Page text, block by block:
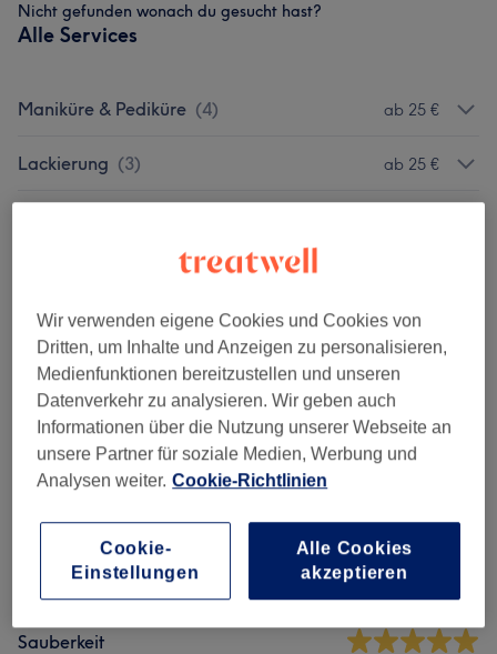
Nicht gefunden wonach du gesucht hast?
Alle Services
Maniküre & Pediküre (4) ab 25 €
Lackierung (3) ab 25 €
Weitere Services (1) ab 18 €
Salonbewertungen
4,8
Sauberkeit
Wir verwenden eigene Cookies und Cookies von
Dritten, um Inhalte und Anzeigen zu personalisieren,
Medienfunktionen bereitzustellen und unseren
Datenverkehr zu analysieren. Wir geben auch
Informationen über die Nutzung unserer Webseite an
unsere Partner für soziale Medien, Werbung und
Analysen weiter. Cookie-Richtlinien
Alle Cookies
akzeptieren
Cookie-
Einstellungen